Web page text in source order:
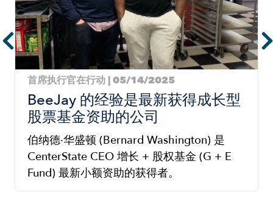
首席执行官在行动 | 05/14/2025
BeeJay 的经验是最新获得成长型
股票基金资助的公司
伯纳德·华盛顿 (Bernard Washington) 是
CenterState CEO 增长 + 股权基金 (G + E
Fund) 最新小额资助的获得者。